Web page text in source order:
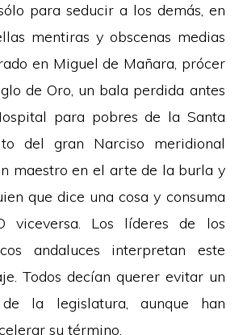
para seducir a los demás, en
mentiras y obscenas medias
en Miguel de Mañara, prócer
de Oro, un bala perdida antes
para pobres de la Santa
del gran Narciso meridional
maestro en el arte de la burla y
que dice una cosa y consuma
viceversa. Los líderes de los
andaluces interpretan este
Todos decían querer evitar un
la legislatura, aunque han
su término.